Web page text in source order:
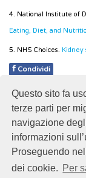
Questo sito fa
terze parti per
navigazione
informazioni
Proseguendo
dei cookie. Per
4. National Institute of
Eating, Diet, and
5. NHS Choices. Kidney
f Condividi
Pubblicato: 14
© 2018